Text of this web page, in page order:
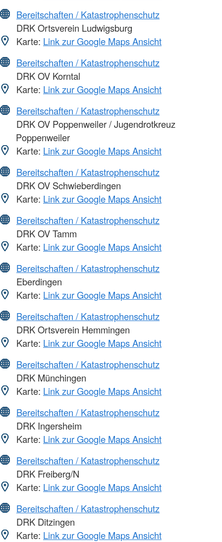
Bereitschaften / Katastrophenschutz
DRK Ortsverein Ludwigsburg
Karte: Link zur Google Maps Ansicht
Bereitschaften / Katastrophenschutz
DRK OV Korntal
Karte: Link zur Google Maps Ansicht
Bereitschaften / Katastrophenschutz
DRK OV Poppenweiler / Jugendrotkreuz
Poppenweiler
Karte: Link zur Google Maps Ansicht
Bereitschaften / Katastrophenschutz
DRK OV Schwieberdingen
Karte: Link zur Google Maps Ansicht
Bereitschaften / Katastrophenschutz
DRK OV Tamm
Karte: Link zur Google Maps Ansicht
Bereitschaften / Katastrophenschutz
Eberdingen
Karte: Link zur Google Maps Ansicht
Bereitschaften / Katastrophenschutz
DRK Ortsverein Hemmingen
Karte: Link zur Google Maps Ansicht
Bereitschaften / Katastrophenschutz
DRK Münchingen
Karte: Link zur Google Maps Ansicht
Bereitschaften / Katastrophenschutz
DRK Ingersheim
Karte: Link zur Google Maps Ansicht
Bereitschaften / Katastrophenschutz
DRK Freiberg/N
Karte: Link zur Google Maps Ansicht
Bereitschaften / Katastrophenschutz
DRK Ditzingen
Karte: Link zur Google Maps Ansicht